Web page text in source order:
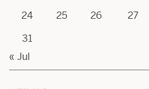
24
25 26 27
31
« Jul